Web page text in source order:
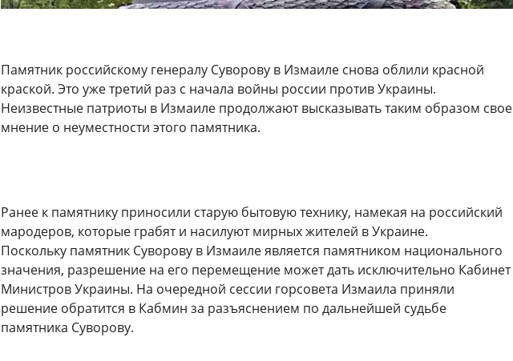
Памятник российскому генералу Суворову в Измаиле снова облили красной
краской. Это уже третий раз с начала войны россии против Украины.
Неизвестные патриоты в Измаиле продолжают высказывать таким образом свое
мнение о неуместности этого памятника.
Ранее к памятнику приносили старую бытовую технику, намекая на российский
мародеров, которые грабят и насилуют мирных жителей в Украине.
Поскольку памятник Суворову в Измаиле является памятником национального
значения, разрешение на его перемещение может дать исключительно Кабинет
Министров Украины. На очередной сессии горсовета Измаила приняли
решение обратится в Кабмин за разъяснением по дальнейшей судьбе
памятника Суворову.